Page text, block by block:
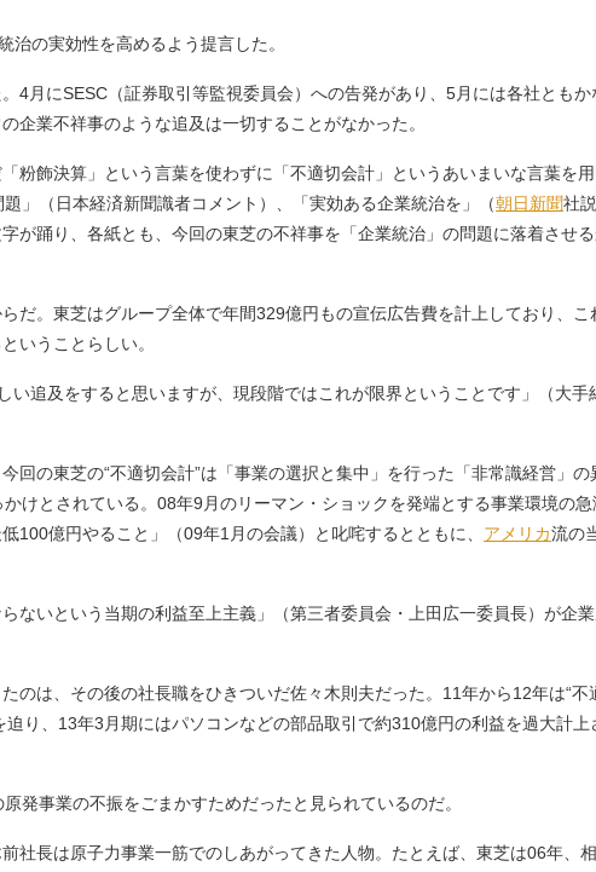
の実効性を高めるよう提言した。
月にSESC（証券取引等監視委員会）への告発があり、5月には各社ともか
企業不祥事のような追及は一切することがなかった。
飾決算」という言葉を使わずに「不適切会計」というあいまいな言葉を
」（日本経済新聞識者コメント）、「実効ある企業統治を」（朝日新聞社
が踊り、各紙とも、今回の東芝の不祥事を「企業統治」の問題に落着させ
らだ。東芝はグループ全体で年間329億円もの宣伝広告費を計上しており、こ
いうことらしい。
い追及をすると思いますが、現段階ではこれが限界ということです」（大手
の東芝の“不適切会計”は「事業の選択と集中」を行った「非常識経営」の
けとされている。08年9月のリーマン・ショックを発端とする事業環境の急
100億円やること」（09年1月の会議）と叱咤するとともに、 アメリカ流の
いという当期の利益至上主義」（第三者委員会・上田広一委員長）が企
は、その後の社長職をひきついだ佐々木則夫だった。11年から12年は“不
り、13年3月期にはパソコンなどの部品取引で約310億円の利益を過大計上
原発事業の不振をごまかすためだったと見られているのだ。
長は原子力事業一筋でのしあがってきた人物。たとえば、東芝は06年、